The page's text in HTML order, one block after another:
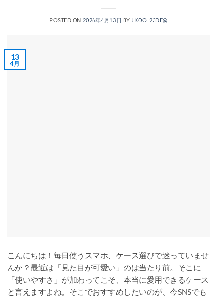
POSTED ON 2026年4月13日 BY JKOO_23DF@
13
4月
こんにちは！毎日使うスマホ、ケース選びで迷っていませ
んか？最近は「見た目が可愛い」のは当たり前。そこに
「使いやすさ」が加わってこそ、本当に愛用できるケース
と言えますよね。そこでおすすめしたいのが、今SNSでも